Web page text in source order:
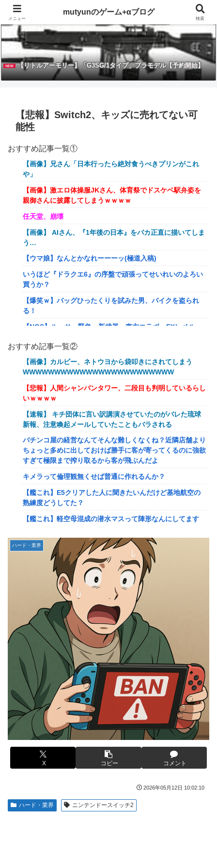
NEW 【リトルアーモリー】「G3SG/1タイプ」プラモデル【予約開始】
【悲報】Switch2、キッズに売れてない可
能性
おすすめ記事一覧①
【画像】兄さん「日本行ったら絶対食うべきプリンがこれ
や」
【画像】激エロ体操服JKさん、体育祭でドスケベ駅弁姿を
親御さんに披露してしまうｗｗｗｗ
任天堂、崩壊
【画像】 AIさん、『1年後の日本』をバカ正直に描いてしま
う…
【ウマ娘】なんとかなれーーーッ(極道入稿)
いうほど『ドラクエ6』の序盤で頑張ってせいれいのよろい
買うか？
【爆笑ｗ】バッグひったくりを試みた男、バイクを盗られ
る！
【NGS】ルーサー緊急、新武器、東方コラボ、EXレベル
( •᷄ὤ•᷅ )
キメラって倫理観無くせば普通に作れるんか？
【艦これ】E5クリアした人に聞きたいんだけど基地航空の
熟練度どうしてた？
【艦これ】軽空母混成の潜水マスって陣形なんにしてます
の？？？
【艦これ】みんなもう終わってそうだから聞くんだけど E3-
2ってサブの穴が空いてないダイハツ駆逐並べて 高速＋とか
してるとアホほど時間かかる？
【驚愕】ユーチューバー「撮影で使うから、この高級時計も
車もぜ～んぶ経費でタダ！ｗ」←まさかコレ本気にしてる奴
なんておらんよな？よな？w w w w w w w w w w w
【速報】へずまりゅうさん、完全に聖人の顔へ←これw w w
w w w w w
【緊急】爆美女「すみません。砲弾3つ持ってきました」警
察「！？」自衛隊「！？」→結果w w w w w w w w
【動画】名古屋栄で不良外人が警察官を突き飛ばす。逮捕し
ろやｗｗｗ
【勇者王ガオガイガー】PLAMATEA「獅子王凱」プラモデ
ル【明日予約開始】
無理やり家族旅行に付いてきて露天風呂でも大声で嫌味を言
う姑。爆発寸前の私が他の客の前で「一世一代の勇気」を振
り絞り決行した前代未聞の返り討ちがこちら←身体を張った
捨て身の反撃すぎる
【ToLOVEる】ユニクリ「籾岡里紗 ダークネスver.」フィギ
ュア【再販予約開始】
【悲報】女「丸亀製麺美味しかったね」俺「また来ようよ」
店員「お会計2380円になりまーす」→その後『こう』なっ
たんだが俺悪くないよな？？？？？？？？
【驚愕】ユーチューバー「撮影で使うから、この高級時計も
なんておらんよな？よな？w w w w w w w w w w w
【衝撃画像】ババアがジジイにチェーンソー！？←一体何が
まで落ちる
おすすめ記事一覧②
【画像】カルビー、ネトウヨから袋叩きにされてしまう
WWWWWWWWWWWWWWWWWWWWWWWW
【悲報】人間シャンパンタワー、二段目も判明しているらし
いｗｗｗｗ
【速報】 キチ団体に言い訳講演させていたのがバレた琉球
新報、注意喚起メールしていたこともバラされる
パチンコ屋の経営なんてそんな難しくなくね？近隣店舗より
ちょっと多めに出しておけば勝手に客が寄ってくるのに強欲
すぎて極限まで搾り取るから客が飛ぶんだよ
キメラって倫理観無くせば普通に作れるんか？
【艦これ】E5クリアした人に聞きたいんだけど基地航空の
熟練度どうしてた？
【艦これ】軽空母混成の潜水マスって陣形なんにしてます
【画像】X女子「ガチでこういう彼氏欲しくて息できん」
2000万バズ
【動画】クレヨンしんちゃんの例の動画、バズリすぎてネッ
トミームと化すｗｗｗｗ
【速報】ジャンポケ斎藤、求刑7年で逝く。実刑確実か
【速報】ゼレンスキー大統領「日本の支援は期待されたほど
の成果がない」WWWWWWWWWWW
【速報】"見せブラ"女神、現る♡♡♡♡
【画像】旅人女子「夜景を撮りたかっただけなのに、故郷の
村が燃やされたみたいになった」←26万ｲｲﾈｗｗｗｗ
メディア「Switch2、499ドルでも安い800ドル超えるか
も。PS5は直近での値上げ可能性低い」
【動画】半ケツ祭り、限界突破ｗｗｗｗｗｗｗｗｗｗｗｗｗ
【動画】R2-D2の絶叫からしか得られない栄養があるｗｗｗ
【超愕】皮膚科の薬すごすぎワロタｗｗｗｗｗｗｗｗwｗ
ウクライナの次は日本とかいうやついるけどどういう理屈な
【悲報】熊本は猛暑と断水…その頃、茂木外相は中南米でニ
ッコリ動画公開
ハード・業界
X コピー コメント
2026年05月12日 10:02:10
ハード・業界 ニンテンドースイッチ2
メニュー
mutyunのゲーム+αブログ
検索